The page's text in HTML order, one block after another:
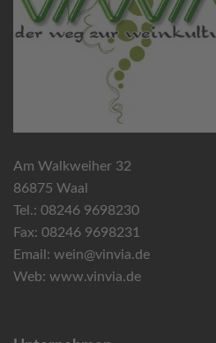
Am Walkweiher 32
86875 Waal
Tel.: 08246 9698230
Fax: 08246 9698231
Email: wein@vinvia.de
Web: www.vinvia.de